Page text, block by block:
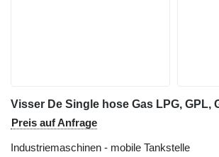
Preis auf Anfrage
Industriemaschinen - mobile Tankstelle